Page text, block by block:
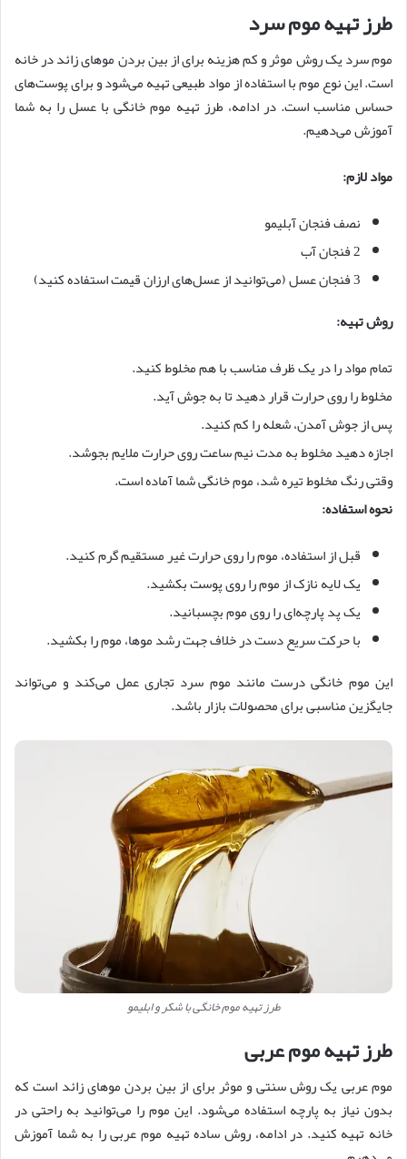
طرز تهیه موم سرد
موم سرد یک روش موثر و کم هزینه برای از بین بردن موهای زائد در خانه
است. این نوع موم با استفاده از مواد طبیعی تهیه می‌شود و برای پوست‌های
حساس مناسب است. در ادامه، طرز تهیه موم خانگی با عسل را به شما
آموزش می‌دهیم.
مواد لازم:
نصف فنجان آبلیمو
2 فنجان آب
3 فنجان عسل (می‌توانید از عسل‌های ارزان قیمت استفاده کنید)
روش تهیه:
تمام مواد را در یک ظرف مناسب با هم مخلوط کنید.
مخلوط را روی حرارت قرار دهید تا به جوش آید.
پس از جوش آمدن، شعله را کم کنید.
اجازه دهید مخلوط به مدت نیم ساعت روی حرارت ملایم بجوشد.
وقتی رنگ مخلوط تیره شد، موم خانگی شما آماده است.
نحوه استفاده:
قبل از استفاده، موم را روی حرارت غیر مستقیم گرم کنید.
یک لایه نازک از موم را روی پوست بکشید.
یک پد پارچه‌ای را روی موم بچسبانید.
با حرکت سریع دست در خلاف جهت رشد موها، موم را بکشید.
این موم خانگی درست مانند موم سرد تجاری عمل می‌کند و می‌تواند
جایگزین مناسبی برای محصولات بازار باشد.
طرز تهیه موم خانگی با شکر و ابلیمو
طرز تهیه موم عربی
موم عربی یک روش سنتی و موثر برای از بین بردن موهای زائد است که
بدون نیاز به پارچه استفاده می‌شود. این موم را می‌توانید به راحتی در
خانه تهیه کنید. در ادامه، روش ساده تهیه موم عربی را به شما آموزش